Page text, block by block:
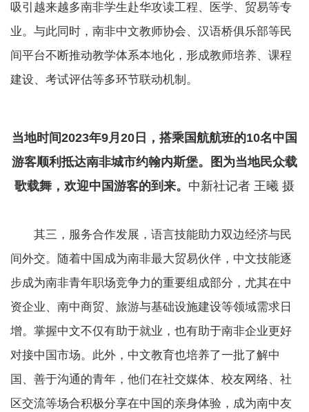
吸引越来越多南非学生赴华攻读工程、医学、贸易等专
业。与此同时，南非中文教师协会、汉语桥俱乐部等民
间平台不断推动教学体系本地化，形成教师培养、课程
建设、考试评估等多环节联动机制。
当地时间2023年9月20日，搭乘国航航班的10名中国
游客顺利抵达南非城市约翰内斯堡。图为当地民众载
歌载舞，欢迎中国游客的到来。 中新社记者 王曦 摄
其三，服务合作发展，语言技能助力双边经济与民
间外交。随着中国成为南非最大贸易伙伴，中文技能逐
步成为南非青年职场竞争力的重要组成部分，尤其在中
资企业、南中商贸、旅游与基础设施建设等领域需求日
增。掌握中文不仅有助于就业，也有助于南非企业更好
对接中国市场。此外，中文教育也培养了一批了解中
国、善于沟通的青年，他们在社交媒体、校友网络、社
区交流等场合积极分享在中国的亲身体验，成为南中友